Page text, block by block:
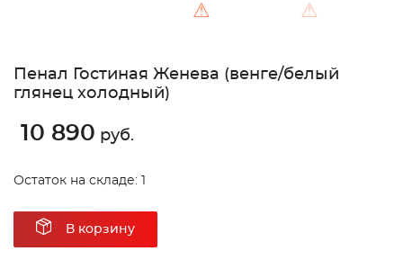
⚠ ⚠
Пенал Гостиная Женева (венге/белый
глянец холодный)
10 890 руб.
Остаток на складе: 1
В корзину